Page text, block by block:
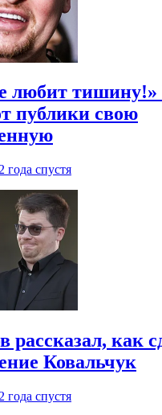
любит
публики свою
2 года спустя
рассказал, как
Ковальчук
2 года спустя